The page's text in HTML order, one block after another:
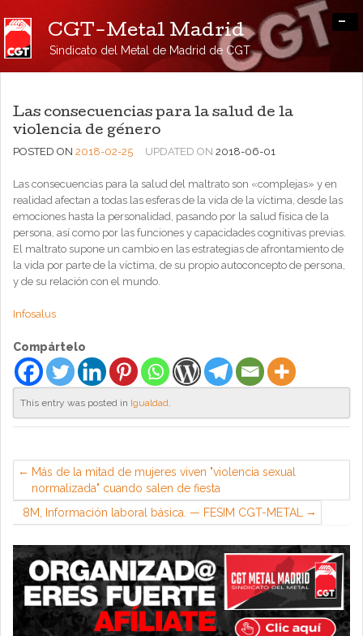
CGT-Metal Madrid
Sindicato del Metal de Madrid de CGT
-
Las consecuencias para la salud de la
violencia de género
POSTED ON 2018-02-25 UPDATED ON 2018-06-01
Las consecuencias para la salud del maltrato son «complejas» y en
realidad afectan a todas las esferas de la vida de la víctima, desde las
emociones hasta la personalidad, pasando por la salud física de la
persona, así como por las funciones y capacidades cognitivas previas.
El maltrato supone un cambio en las estrategias de afrontamiento de
la vida por parte de la víctima, de su propio autoconcepto de persona,
y de su relación con el mundo.
Infosalus
Compártelo
This entry was posted in Igualdad.
Más de la mitad de mujeres viven "violencia sexual
normalizada" cuando salen de fiesta
8M, Información laboral básica. — FESIM CGT-METAL